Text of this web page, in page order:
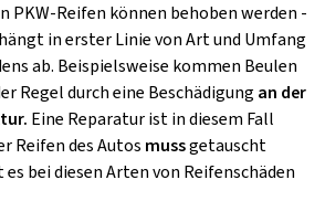
PKW-Reifen können behoben werden -
in erster Linie von Art und Umfang
ab. Beispielsweise kommen Beulen
Regel durch eine Beschädigung an der
Eine Reparatur ist in diesem Fall
Reifen des Autos mussgetauscht
bei diesen Arten von Reifenschäden